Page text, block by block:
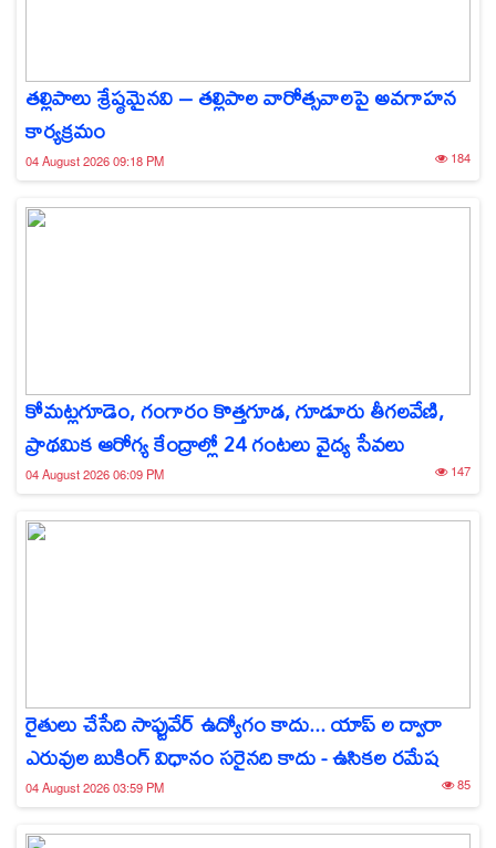
తల్లిపాలు శ్రేష్ఠమైనవి – తల్లిపాల వారోత్సవాలపై అవగాహన
కార్యక్రమం
04 August 2026 09:18 PM 184
కోమట్లగూడెం, గంగారం కొత్తగూడ, గూడూరు తీగలవేణి,
ప్రాథమిక ఆరోగ్య కేంద్రాల్లో 24 గంటలు వైద్య సేవలు
04 August 2026 06:09 PM 147
రైతులు చేసేది సాఫ్టువేర్ ఉద్యోగం కాదు... యాప్‌ ల ద్వారా
ఎరువుల బుకింగ్ విధానం సరైనది కాదు - ఉసికల రమేష
04 August 2026 03:59 PM 85